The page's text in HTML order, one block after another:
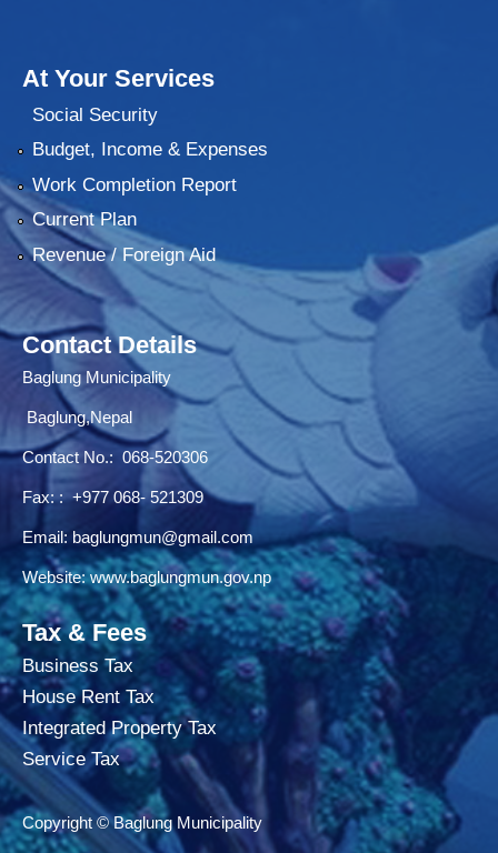
At Your Services
Social Security
Budget, Income & Expenses
Work Completion Report
Current Plan
Revenue / Foreign Aid
Contact Details
Baglung Municipality
Baglung,Nepal
Contact No.: 068-520306
Fax: : +977 068- 521309
Email: baglungmun@gmail.com
Website:www.baglungmun.gov.np
Tax & Fees
Business Tax
House Rent Tax
Integrated Property Tax
Service Tax
Copyright © Baglung Municipality